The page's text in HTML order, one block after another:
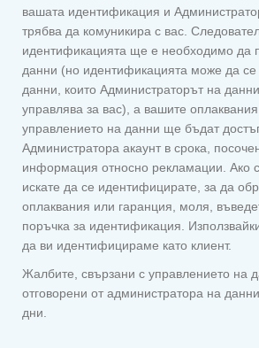
вашата идентификация и
трябва да комуникира с вас.
идентификацията ще е необходимо да
данни (но идентификацията може да
данни, които Администраторът на
управлява за вас), а вашите
управлението на данни ще бъдат
Администратора акаунт в срока,
информация относно рекламации. Ако
искате да се идентифицирате, за да
оплаквания или гаранция, моля,
поръчка за идентификация.
да ви идентифицираме като клиент.
Жалбите, свързани с управлението на
отговорени от администратора на
дни.